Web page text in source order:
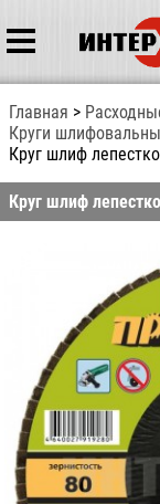
Главная
Круги
Круг шлиф
Круг шлиф